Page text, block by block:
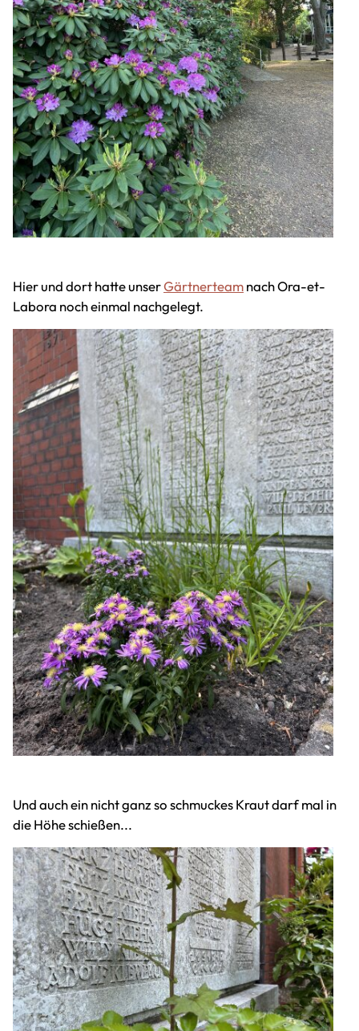
Hier und dort hatte unserGärtnerteamnach Ora-et-
Labora noch einmal nachgelegt.
Und auch ein nicht ganz so schmuckes Kraut darf mal in
die Höhe schießen...